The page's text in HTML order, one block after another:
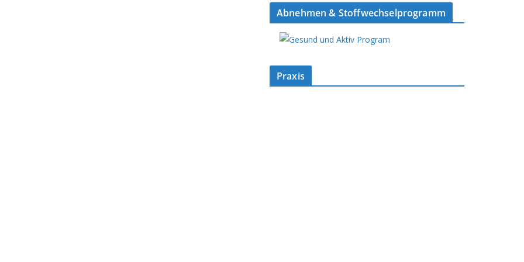
Abnehmen & Stoffwechselprogramm
Praxis